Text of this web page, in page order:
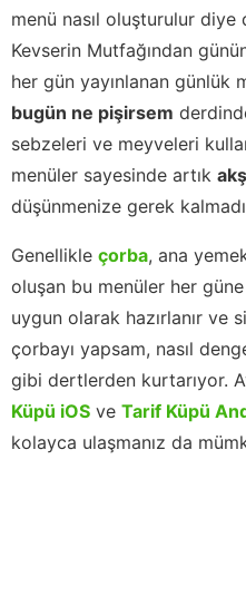
menü nasıl oluşturulur diye
Kevserin Mutfağından
her gün yayınlanan günlük
bugün ne pişirsem
sebzeleri ve meyveleri
menüler sayesinde artık
düşünmenize gerek
Genellikle çorba, ana
oluşan bu menüler her
uygun olarak hazırlanır ve
çorbayı yapsam, nasıl
gibi dertlerden kurtarıyor.
Küpü iOS ve Tarif Küpü
kolayca ulaşmanız da